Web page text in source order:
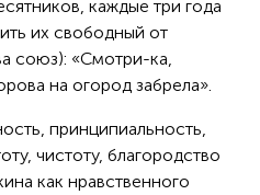
каждые три года
их свободный от
союз): «Смотри-ка,
на огород забрела».
принципиальность,
чистоту, благородство
как нравственного